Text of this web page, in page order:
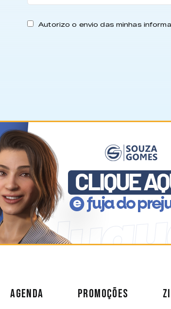
Autorizo o envio das minhas
AGENDA PROMOÇÕES